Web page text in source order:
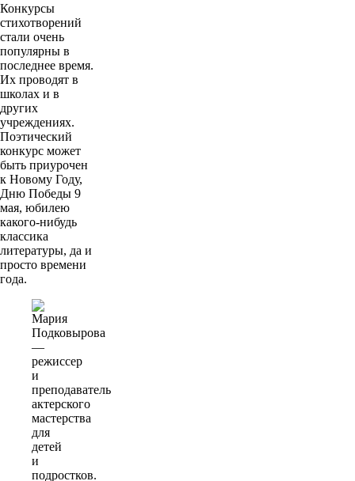
Конкурсы
стихотворений
стали очень
популярны в
последнее время.
Их проводят в
школах и в
других
учреждениях.
Поэтический
конкурс может
быть приурочен
к Новому Году,
Дню Победы 9
мая, юбилею
какого-нибудь
классика
литературы, да и
просто времени
года.